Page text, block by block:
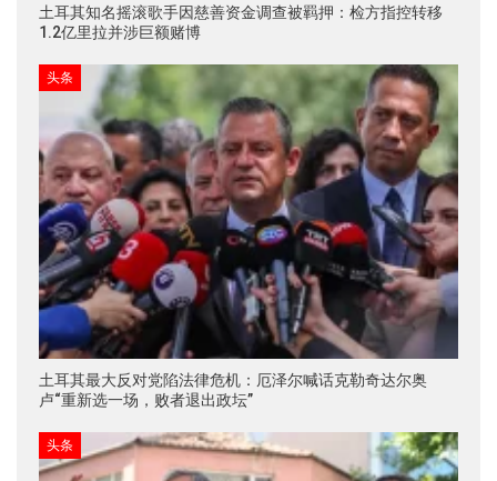
土耳其知名摇滚歌手因慈善资金调查被羁押：检方指控转移
1.2亿里拉并涉巨额赌博
头条
土耳其最大反对党陷法律危机：厄泽尔喊话克勒奇达尔奥
卢“重新选一场，败者退出政坛”
头条